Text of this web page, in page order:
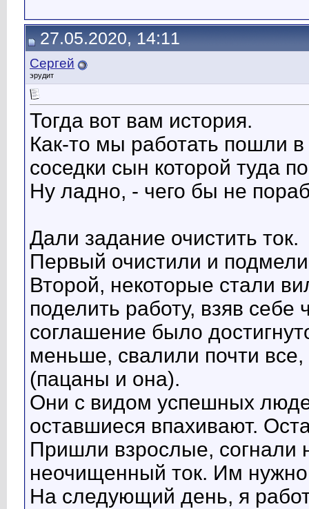
27.05.2020, 14:11
Сергей
эрудит
Тогда вот вам история.
Как-то мы работать пошли в
соседки сын которой туда
Ну ладно, - чего бы не
Дали задание очистить ток.
Первый очистили и
Второй, некоторые стали
поделить работу, взяв
соглашение было
меньше, свалили почти
(пацаны и она).
Они с видом успешных
оставшиеся впахивают.
Пришли взрослые, согнали
неочищенный ток. Им
На следующий день, я